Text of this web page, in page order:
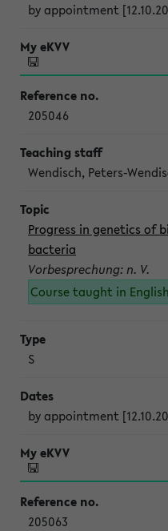
by appointment
205046
Wendisch, Peters-
Progress in genetics of
bacteria
Vorbesprechung: n. V.
Course taught in English
S
by appointment
205063